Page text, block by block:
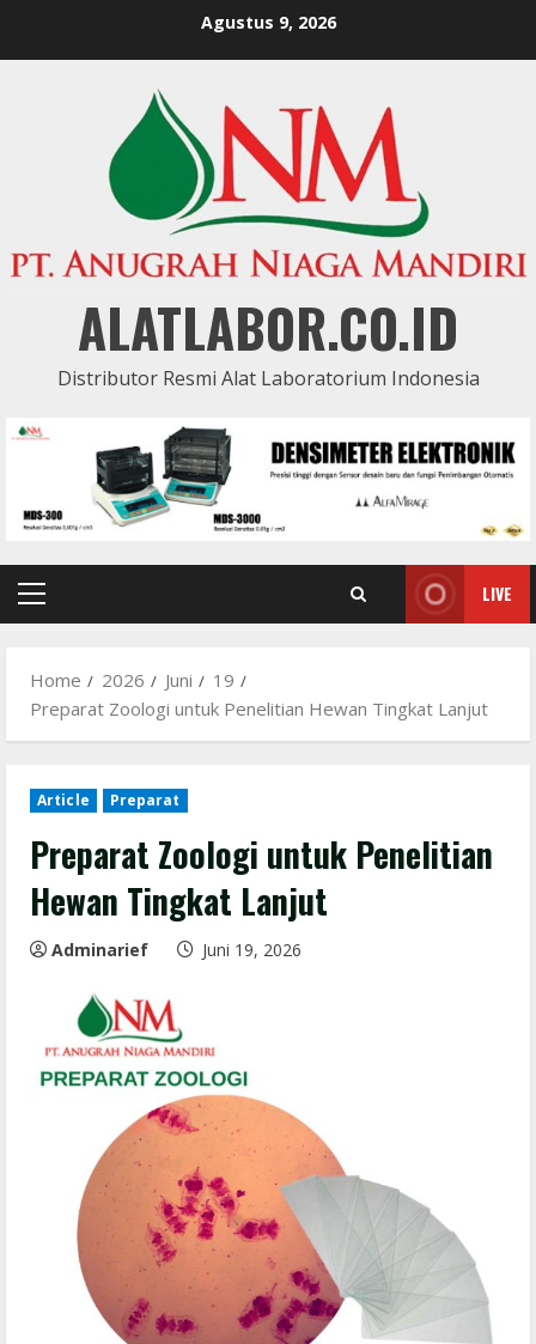
Agustus 9, 2026
ALATLABOR.CO.ID
Distributor Resmi Alat Laboratorium Indonesia
Primary
LIVE
Home 2026 Juni
19
Preparat Zoologi untuk Penelitian Hewan Tingkat Lanjut
Article Preparat
Preparat Zoologi untuk Penelitian
Hewan Tingkat Lanjut
Adminarief Juni 19, 2026